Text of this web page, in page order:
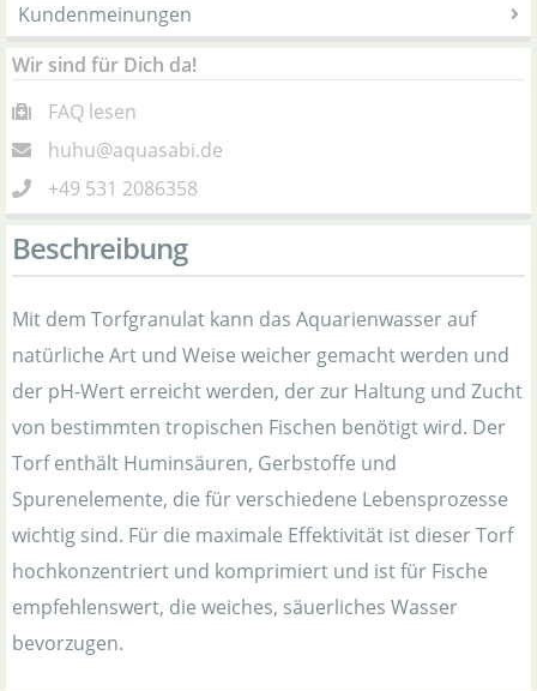
Kundenmeinungen
Wir sind für Dich da!
FAQ lesen
huhu@aquasabi.de
+49 531 2086358
Beschreibung
Mit dem Torfgranulat kann das Aquarienwasser auf
natürliche Art und Weise weicher gemacht werden und
der pH-Wert erreicht werden, der zur Haltung und Zucht
von bestimmten tropischen Fischen benötigt wird. Der
Torf enthält Huminsäuren, Gerbstoffe und
Spurenelemente, die für verschiedene Lebensprozesse
wichtig sind. Für die maximale Effektivität ist dieser Torf
hochkonzentriert und komprimiert und ist für Fische
empfehlenswert, die weiches, säuerliches Wasser
bevorzugen.